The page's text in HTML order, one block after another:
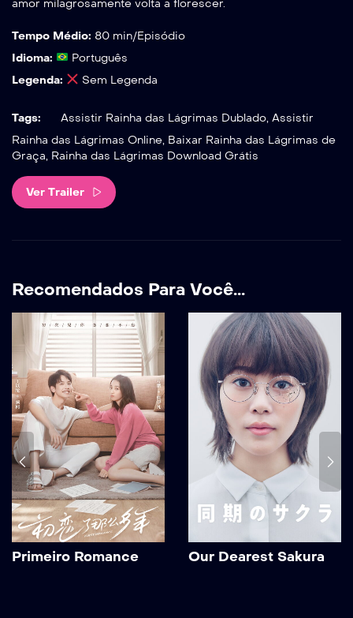
amor milagrosamente volta a florescer.
Tempo Médio: 80 min/Episódio
Idioma:
Português
Legenda:
Sem Legenda
Tags:
Assistir Rainha das Lágrimas Dublado, Assistir
Rainha das Lágrimas Online, Baixar Rainha das Lágrimas de
Graça, Rainha das Lágrimas Download Grátis
Ver Trailer
Recomendados Para Você...
Primeiro Romance Our Dearest Sakura